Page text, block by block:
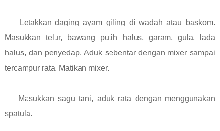
Letakkan daging ayam giling di wadah atau baskom.
Masukkan telur, bawang putih halus, garam, gula, lada
halus, dan penyedap. Aduk sebentar dengan mixer sampai
tercampur rata. Matikan mixer.
Masukkan sagu tani, aduk rata dengan menggunakan
spatula.